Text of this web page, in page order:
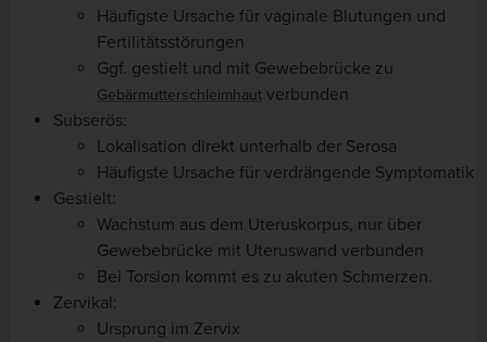
Häufigste Ursache für vaginale Blutungen und
Fertilitätsstörungen
Ggf. gestielt und mit Gewebebrücke zu
Gebärmutterschleimhaut verbunden
Subserös:
Lokalisation direkt unterhalb der Serosa
Häufigste Ursache für verdrängende Symptomatik
Gestielt:
Wachstum aus dem Uteruskorpus, nur über
Gewebebrücke mit Uteruswand verbunden
Bei Torsion kommt es zu akuten Schmerzen.
Zervikal:
Ursprung im Zervix